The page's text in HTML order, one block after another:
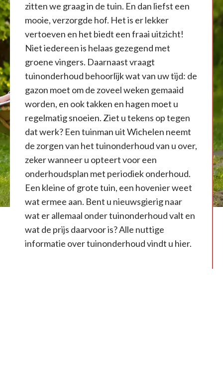
zitten we graag in de tuin. En dan liefst een
mooie, verzorgde hof. Het is er lekker
vertoeven en het biedt een fraai uitzicht!
Niet iedereen is helaas gezegend met
groene vingers. Daarnaast vraagt
tuinonderhoud behoorlijk wat van uw tijd: de
gazon moet om de zoveel weken gemaaid
worden, en ook takken en hagen moet u
regelmatig snoeien. Ziet u tekens op tegen
dat werk? Een tuinman uit Wichelen neemt
de zorgen van het tuinonderhoud van u over,
zeker wanneer u opteert voor een
onderhoudsplan met periodiek onderhoud.
Een kleine of grote tuin, een hovenier weet
wat ermee aan. Bent u nieuwsgierig naar
wat er allemaal onder tuinonderhoud valt en
wat de prijs daarvoor is? Alle nuttige
informatie over tuinonderhoud vindt u hier.